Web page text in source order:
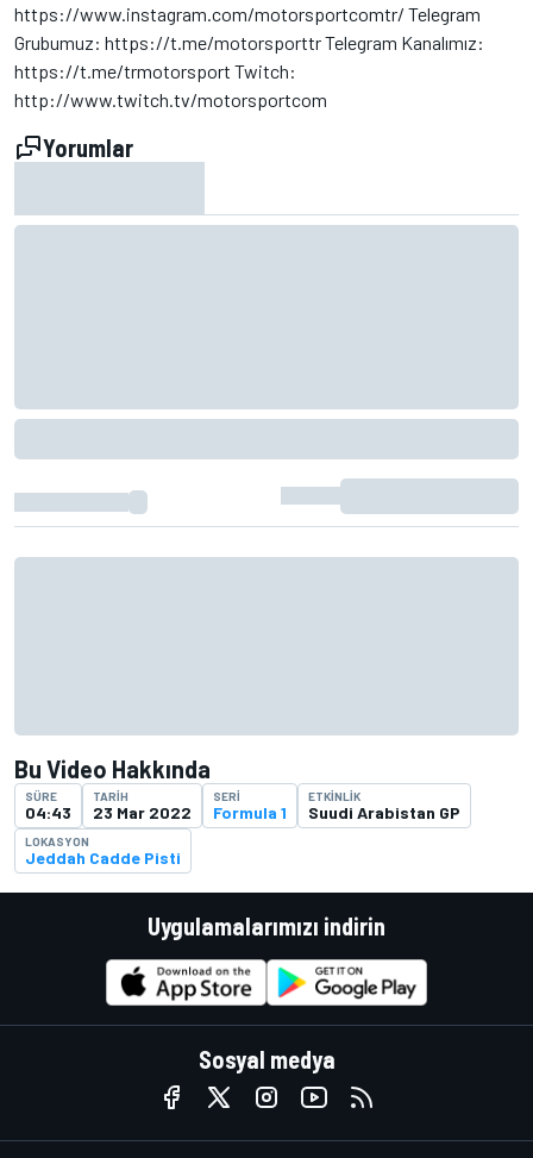
https://www.instagram.com/motorsportcomtr/ Telegram
Grubumuz: https://t.me/motorsporttr Telegram Kanalımız:
https://t.me/trmotorsport Twitch:
http://www.twitch.tv/motorsportcom
Yorumlar
Bu Video Hakkında
SÜRE
04:43
TARIH
23 Mar 2022
SERI
Formula 1
ETKINLIK
Suudi Arabistan GP
LOKASYON
Jeddah Cadde Pisti
Uygulamalarımızı indirin
Sosyal medya